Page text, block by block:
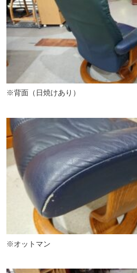
※背面（日焼けあり）
※オットマン